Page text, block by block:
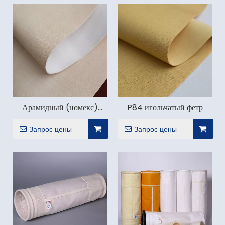
Арамидный (номекс)
игольчатый фетр
Запрос цены
P84 игольчатый фетр
Запрос цены